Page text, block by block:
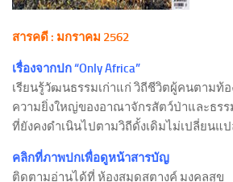
สารคดี : มกราคม 2562
เรื่องจากปก “Only Africa”
เรียนรู้วัฒนธรรมเก่าแก่ วิถีชีวิตผู้คนตามท้
ความยิ่งใหญ่ของอาณาจักรสัตว์ป่าและธร
ที่ยังคงดำเนินไปตามวิถีดั้งเดิมไม่เปลี่ยนแป
คลิกที่ภาพปกเพื่อดูหน้าสารบัญ
ติดตามอ่านได้ที่ ห้องสมุดสตางค์ มงคลสุข